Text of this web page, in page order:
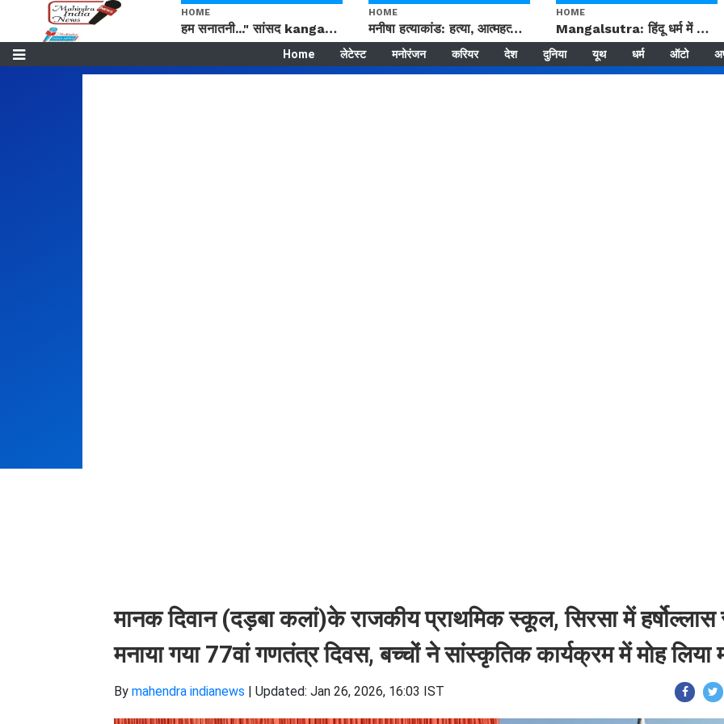
HOME
हम सनातनी..." सांसद kangana Ranaut से क्या बोली लड़की? Viral Jantar-Mantar | CJP protest
HOME
मनीषा हत्याकांड: हत्या, आत्महत्या या कोई बड़ा राज? | Full Story | Josh Haryana
HOME
Mangalsutra: हिंदू धर्म में शादी के बाद मंगलसूत्र क्यों पहनती है महिलाएं, किसने शुरु की ये परंपरा
Home लेटेस्ट मनोरंजन करियर देश दुनिया यूथ धर्म ऑटो
मानक दिवान (दड़बा कलां)के राजकीय प्राथमिक स्कूल, सिरसा में
मनाया गया 77वां गणतंत्र दिवस, बच्चों ने सांस्कृतिक कार्यक्रम में मोह लिया
By mahendra indianews | Updated: Jan 26, 2026, 16:03 IST